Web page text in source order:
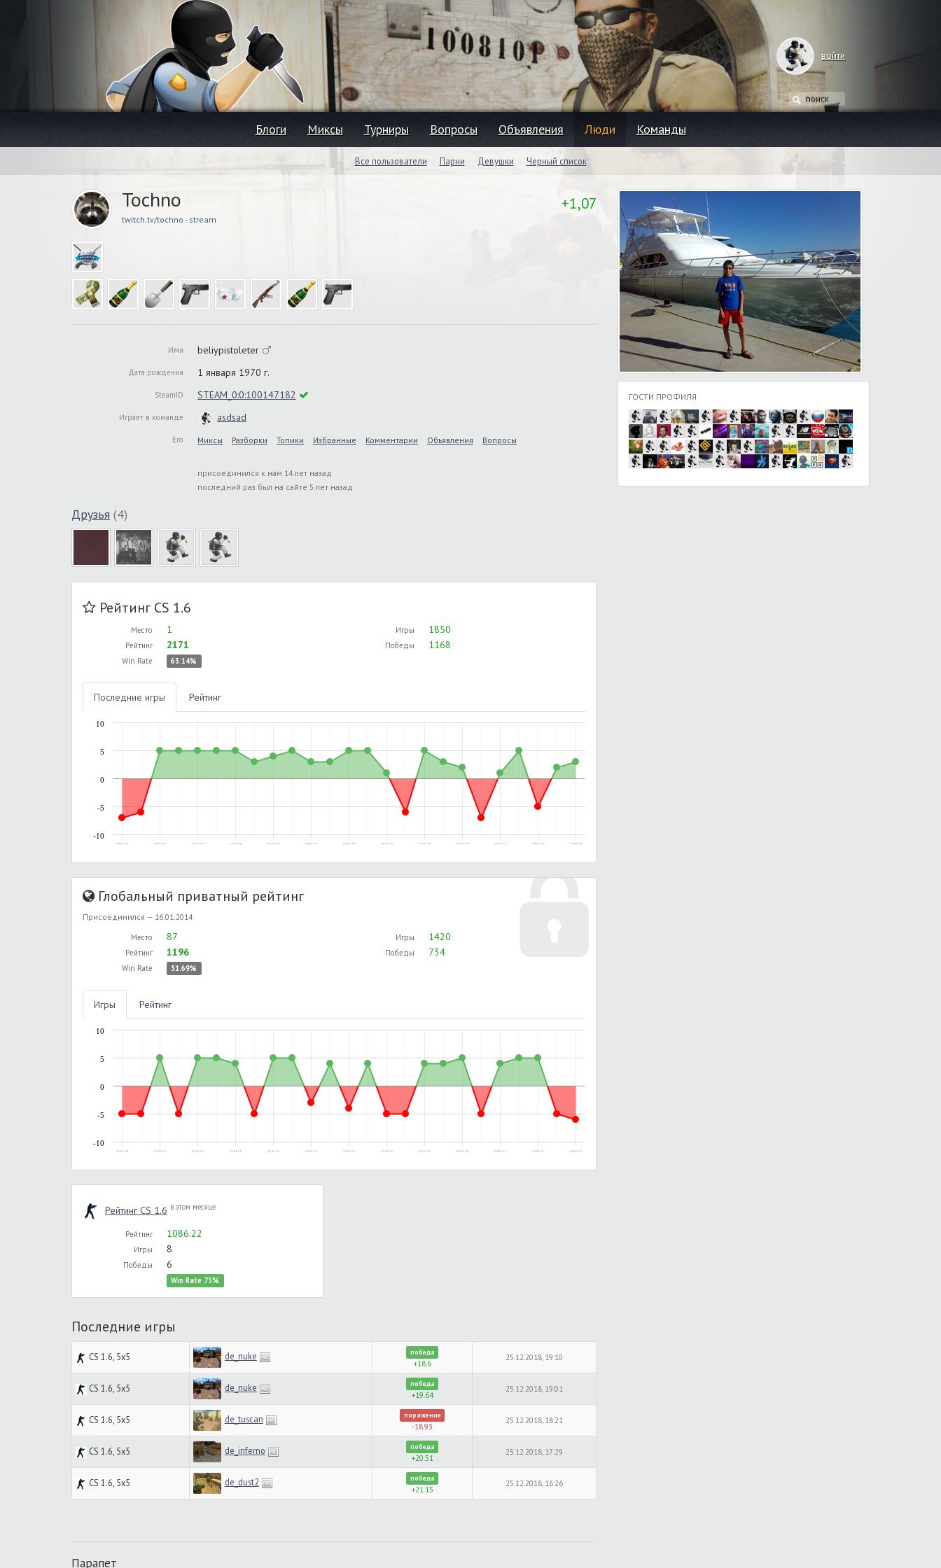
войти
Блоги Миксы Турниры Вопросы Объявления Люди Команды
Все пользователи Парни Девушки Черный список
Tochno
twitch.tv/tochno - stream
+1,07
Имя beliypistoleter
Дата рождения 1 января 1970 г.
SteamID STEAM_0:0:100147182
Играет в команде asdsad
Его Миксы Разборки Топики Избранные Комментарии Объявления Вопросы
присоединился к нам 14 лет назад
последний раз был на сайте 5 лет назад
Друзья (4)
Рейтинг CS 1.6
Место 1
Рейтинг 2171
Win Rate 63.14%
Игры 1850
Победы 1168
Последние игры Рейтинг
28.05.2017, 23:08 29.05.2017, 22:33 29.05.2017, 23:13 29.05.2017, 23:49 30.05.2017, 01:00 03.06.2017, 11:13 03.06.2017, 11:48 03.06.2017, 15:40 10.06.2017, 16:04 25.12.2018, 12:02 25.12.2018, 17:18 25.12.2018, 19:00 25.12.2018, 19:43
-10
-5
0
5
10
Глобальный приватный рейтинг
Присоединился — 16.01.2014
Место 87
Рейтинг 1196
Win Rate 51.69%
Игры 1420
Победы 734
Игры Рейтинг
21.01.2016, 13:06 23.01.2016, 21:57 29.01.2016, 16:13 29.01.2016, 17:54 29.01.2016, 19:26 02.02.2016, 00:31 12.02.2016, 22:45 29.02.2016, 18:15 04.03.2016, 19:28 09.06.2016, 20:08 09.06.2016, 21:12 11.06.2016, 16:01 10.08.2016, 21:07
-10
-5
0
5
10
Рейтинг CS 1.6 в этом месяце
Рейтинг 1086.22
Игры 8
Победы 6
Win Rate 75%
Последние игры
CS 1.6, 5x5 de_nuke победа
+18.6
25.12.2018, 19:10
CS 1.6, 5x5 de_nuke победа
+19.64
25.12.2018, 19:01
CS 1.6, 5x5 de_tuscan поражение
-18.93
25.12.2018, 18:21
CS 1.6, 5x5 de_inferno победа
+20.51
25.12.2018, 17:29
CS 1.6, 5x5 de_dust2 победа
+21.15
25.12.2018, 16:26
Парапет
ГОСТИ ПРОФИЛЯ